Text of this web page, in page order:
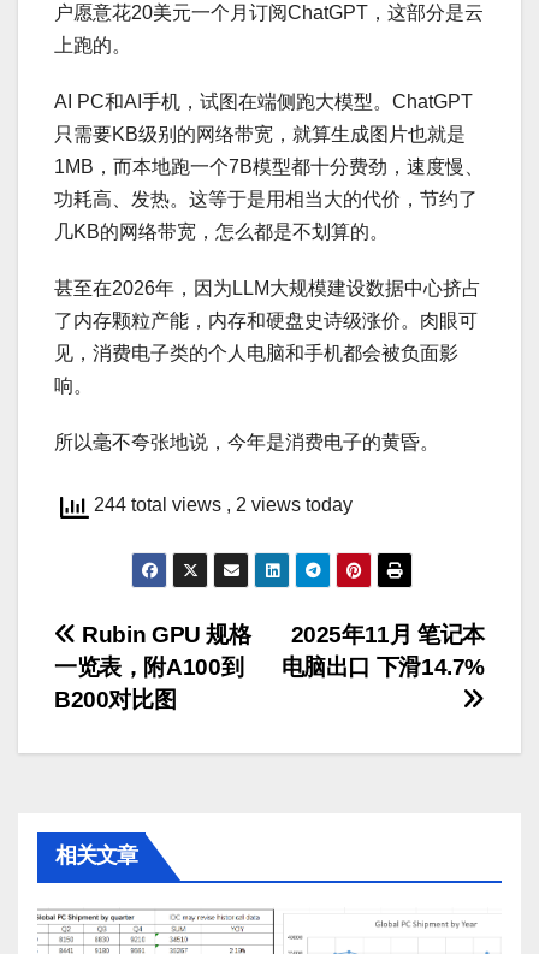
户愿意花20美元一个月订阅ChatGPT，这部分是云
上跑的。
AI PC和AI手机，试图在端侧跑大模型。ChatGPT
只需要KB级别的网络带宽，就算生成图片也就是
1MB，而本地跑一个7B模型都十分费劲，速度慢、
功耗高、发热。这等于是用相当大的代价，节约了
几KB的网络带宽，怎么都是不划算的。 ​​​
甚至在2026年，因为LLM大规模建设数据中心挤占
了内存颗粒产能，内存和硬盘史诗级涨价。肉眼可
见，消费电子类的个人电脑和手机都会被负面影
响。
所以毫不夸张地说，今年是消费电子的黄昏。
244 total views , 2 views today
文
章
导
2025年11月 笔记本
电脑出口 下滑14.7%
Rubin GPU 规格
一览表，附A100到
B200对比图
相关文章